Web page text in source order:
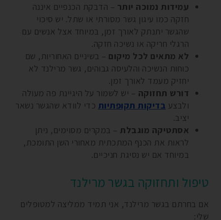
עמידות נמוכה יותר– הדבקת הכנפיים איננה
חזקה כמו עיגון גשר מסורתי או שתל. יש סיכוי
שהגשר יתנתק לאורך זמן, במיוחד אצל אנשים עם
הרגלי חריקה או נשיכה חזקה.
לא מתאים לכל מיקום– בשיניים האחוריות, שם
כוחות הנשיכה והלעיסה גבוהים, גשר מרילנד לא
יחזיק מעמד לאורך זמן.
דורש תחזוקה– יש לשמור על היגיינת פה מעולה
ולבצעבדיקות תקופתיותכדי לוודא שהגשר נשאר
יציב.
אסתטיקה מוגבלת– במקרים מסוימים, ניתן
לראות את הכנף המתכתית מאחורי השן התומכת,
במיוחד אם יש נסיגת חניכיים.
טיפול ותחזוקה בגשר מרילנד
אם בחרתם בגשר מרילנד, אני תמיד ממליצה למטופלים
שלי: